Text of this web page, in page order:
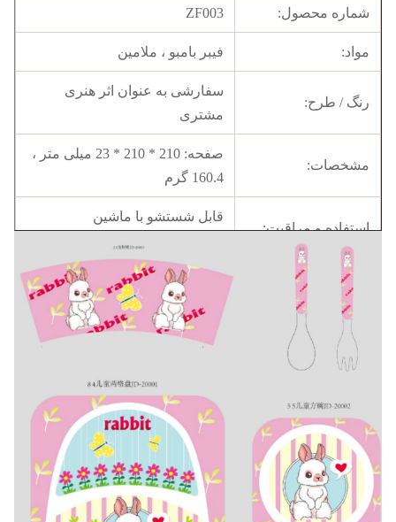
شماره محصول: ZF003
مواد: فیبر بامبو ، ملامین
رنگ / طرح:
سفارشی به عنوان اثر هنری
مشتری
مشخصات:
صفحه: 210 * 210 * 23 میلی متر ،
160.4 گرم
استفاده و مراقبت:
قابل شستشو با ماشین
MOQ:
2000 عدد در هر طراحی برای
سفارش سفارشی ؛دستور
آزمایشی پذیرفته شد
بندر:
زمان تحویل:
15-20 روز برای نمونه ، 25-45 روز
برای سفارش فله
پرداخت عمده:
پیش پرداخت 30٪ ، تعادل در برابر
نسخه B / L